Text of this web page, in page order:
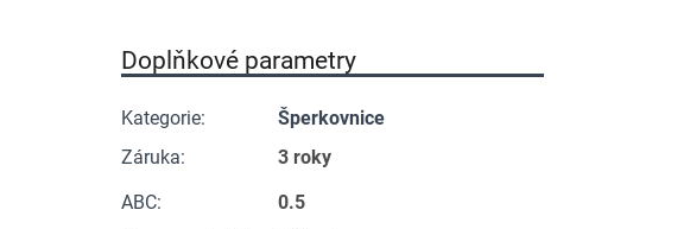
Doplňkové parametry
Kategorie:
Šperkovnice
Záruka:
3 roky
ABC:
0.5